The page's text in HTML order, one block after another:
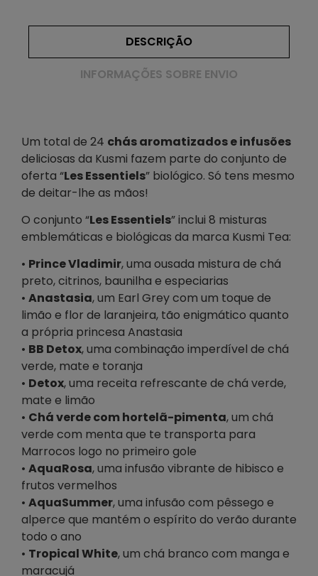
DESCRIÇÃO
INFORMAÇÕES SOBRE ENVIO
Um total de 24 chás aromatizados e infusões
deliciosas da Kusmi fazem parte do conjunto de
oferta “Les Essentiels” biológico. Só tens mesmo
de deitar-lhe as mãos!
O conjunto “Les Essentiels”inclui 8 misturas
emblemáticas e biológicas da marca Kusmi Tea:
• Prince Vladimir, uma ousada mistura de chá
preto, citrinos, baunilha e especiarias
• Anastasia, um Earl Grey com um toque de
limão e flor de laranjeira, tão enigmático quanto
a própria princesa Anastasia
• BB Detox, uma combinação imperdível de chá
verde, mate e toranja
• Detox, uma receita refrescante de chá verde,
mate e limão
• Chá verde com hortelã-pimenta, um chá
verde com menta que te transporta para
Marrocos logo no primeiro gole
• AquaRosa, uma infusão vibrante de hibisco e
frutos vermelhos
• AquaSummer, uma infusão com pêssego e
alperce que mantém o espírito do verão durante
todo o ano
• Tropical White, um chá branco com manga e
maracujá